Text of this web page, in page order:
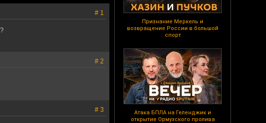
Признание Меркель и
возвращение России в большой
спорт
Атака БПЛА на Геленджик и
открытие Ормузского пролива
# 1
# 2
# 3